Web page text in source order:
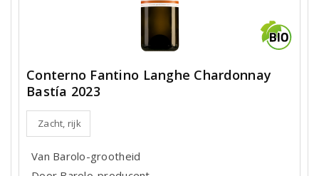
Conterno Fantino Langhe Chardonnay
Bastía 2023
Zacht, rijk
Van Barolo-grootheid